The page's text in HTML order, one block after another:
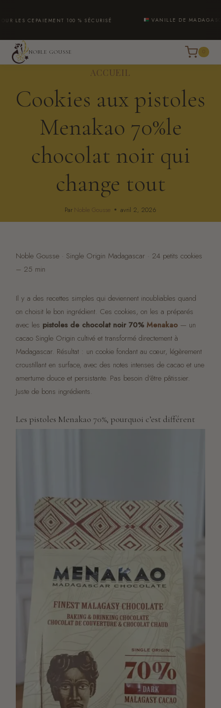
auPAIEMENT 100 % SÉCURISÉ VANILLE DE MADAGASCAR
NOBLE GOUSSE
ACCUEIL
Cookies aux pistoles
Menakao 70%le
chocolat noir qui
change tout
Par Noble Gousse avril 2, 2026
Noble Gousse · Single Origin Madagascar · 24 petits cookies
– 25 min
Il y a des recettes simples qui deviennent inoubliables quand
on choisit le bon ingrédient. Ces cookies, on les a préparés
avec les pistoles de chocolat noir 70% Menakao — un
cacao Single Origin cultivé et transformé directement à
Madagascar. Résultat : un cookie fondant au cœur, légèrement
croustillant en surface, avec des notes intenses de cacao et une
amertume douce et persistante. Pas besoin d’être pâtissier.
Juste de bons ingrédients.
Les pistoles Menakao 70%, pourquoi c’est différent